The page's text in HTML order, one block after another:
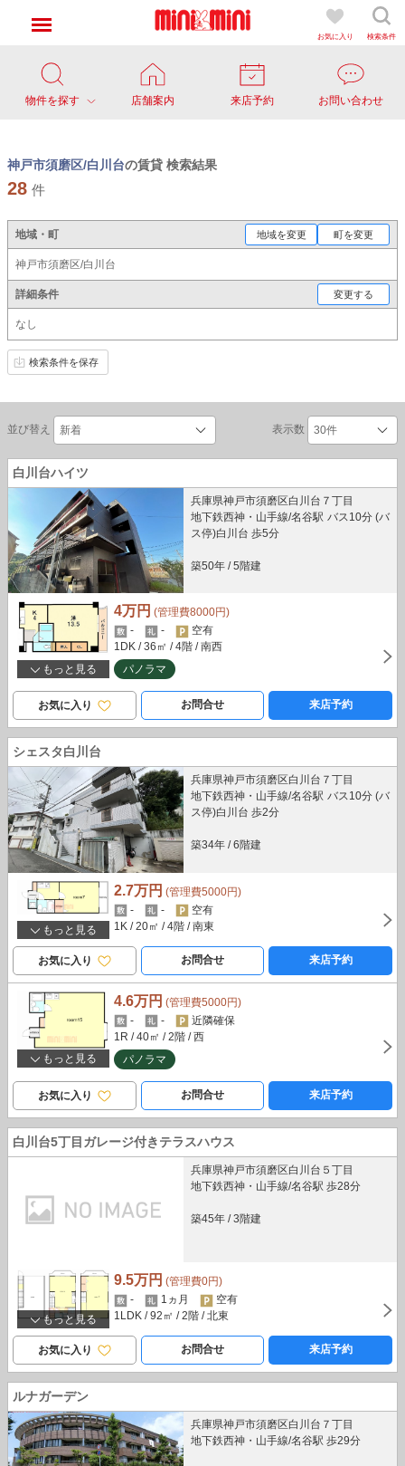
お気に入り 検索条件
物件を探す 店舗案内 来店予約 お問い合わせ
神戸市須磨区/白川台の賃貸 検索結果
28 件
地域・町 地域を変更 町を変更
神戸市須磨区/白川台
詳細条件 変更する
なし
検索条件を保存
並び替え 表示数
白川台ハイツ
兵庫県神戸市須磨区白川台７丁目
地下鉄西神・山手線/名谷駅 バス10分 (バ
ス停)白川台 歩5分
築50年 / 5階建
もっと見る
4万円 (管理費8000円)
-
-
空有
1DK / 36㎡ / 4階 / 南西
パノラマ
お気に入り お問合せ 来店予約
シェスタ白川台
兵庫県神戸市須磨区白川台７丁目
地下鉄西神・山手線/名谷駅 バス10分 (バ
ス停)白川台 歩2分
築34年 / 6階建
もっと見る
2.7万円 (管理費5000円)
-
-
空有
1K / 20㎡ / 4階 / 南東
お気に入り お問合せ 来店予約
もっと見る
4.6万円 (管理費5000円)
-
-
近隣確保
1R / 40㎡ / 2階 / 西
パノラマ
お気に入り お問合せ 来店予約
白川台5丁目ガレージ付きテラスハウス
兵庫県神戸市須磨区白川台５丁目
地下鉄西神・山手線/名谷駅 歩28分
築45年 / 3階建
もっと見る
9.5万円 (管理費0円)
-
1ヵ月
空有
1LDK / 92㎡ / 2階 / 北東
お気に入り お問合せ 来店予約
ルナガーデン
兵庫県神戸市須磨区白川台７丁目
地下鉄西神・山手線/名谷駅 歩29分